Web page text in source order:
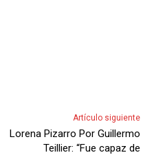
Artículo siguiente
Lorena Pizarro Por Guillermo
Teillier: “Fue capaz de